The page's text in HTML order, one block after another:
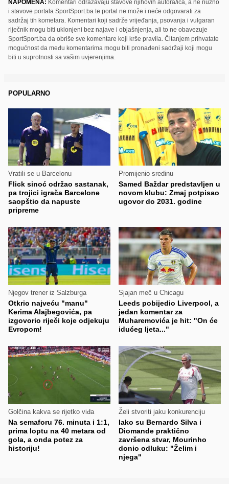
NAPOMENA: Komentari odražavaju stavove njihovih autora/ica, a ne nužno
i stavove portala SportSport.ba te portal ne može i neće odgovarati za
sadržaj tih kometara. Komentari koji sadrže vrijeđanja, psovanja i vulgaran
riječnik mogu biti uklonjeni bez najave i objašnjenja, ali to ne obavezuje
SportSport.ba da obriše sve komentare koji krše pravila. Čitanjem prihvatate
mogućnost da među komentarima mogu biti pronađeni sadržaji koji mogu
biti u suprotnosti sa vašim uvjerenjima.
POPULARNO
Vratili se u Barcelonu
Flick sinoć održao sastanak,
pa trojici igrača Barcelone
saopštio da napuste
pripreme
Promijenio sredinu
Samed Baždar predstavljen u
novom klubu: Zmaj potpisao
ugovor do 2031. godine
Njegov trener iz Salzburga
Otkrio najveću "manu"
Kerima Alajbegovića, pa
izgovorio riječi koje odjekuju
Evropom!
Sjajan meč u Chicagu
Leeds pobijedio Liverpool, a
jedan komentar za
Muharemovića je hit: "On će
idućeg ljeta..."
Golčina kakva se rijetko viđa
Na semaforu 76. minuta i 1:1,
prima loptu na 40 metara od
gola, a onda potez za
historiju!
Želi stvoriti jaku konkurenciju
Iako su Bernardo Silva i
Diomande praktično
završena stvar, Mourinho
donio odluku: "Želim i
njega"